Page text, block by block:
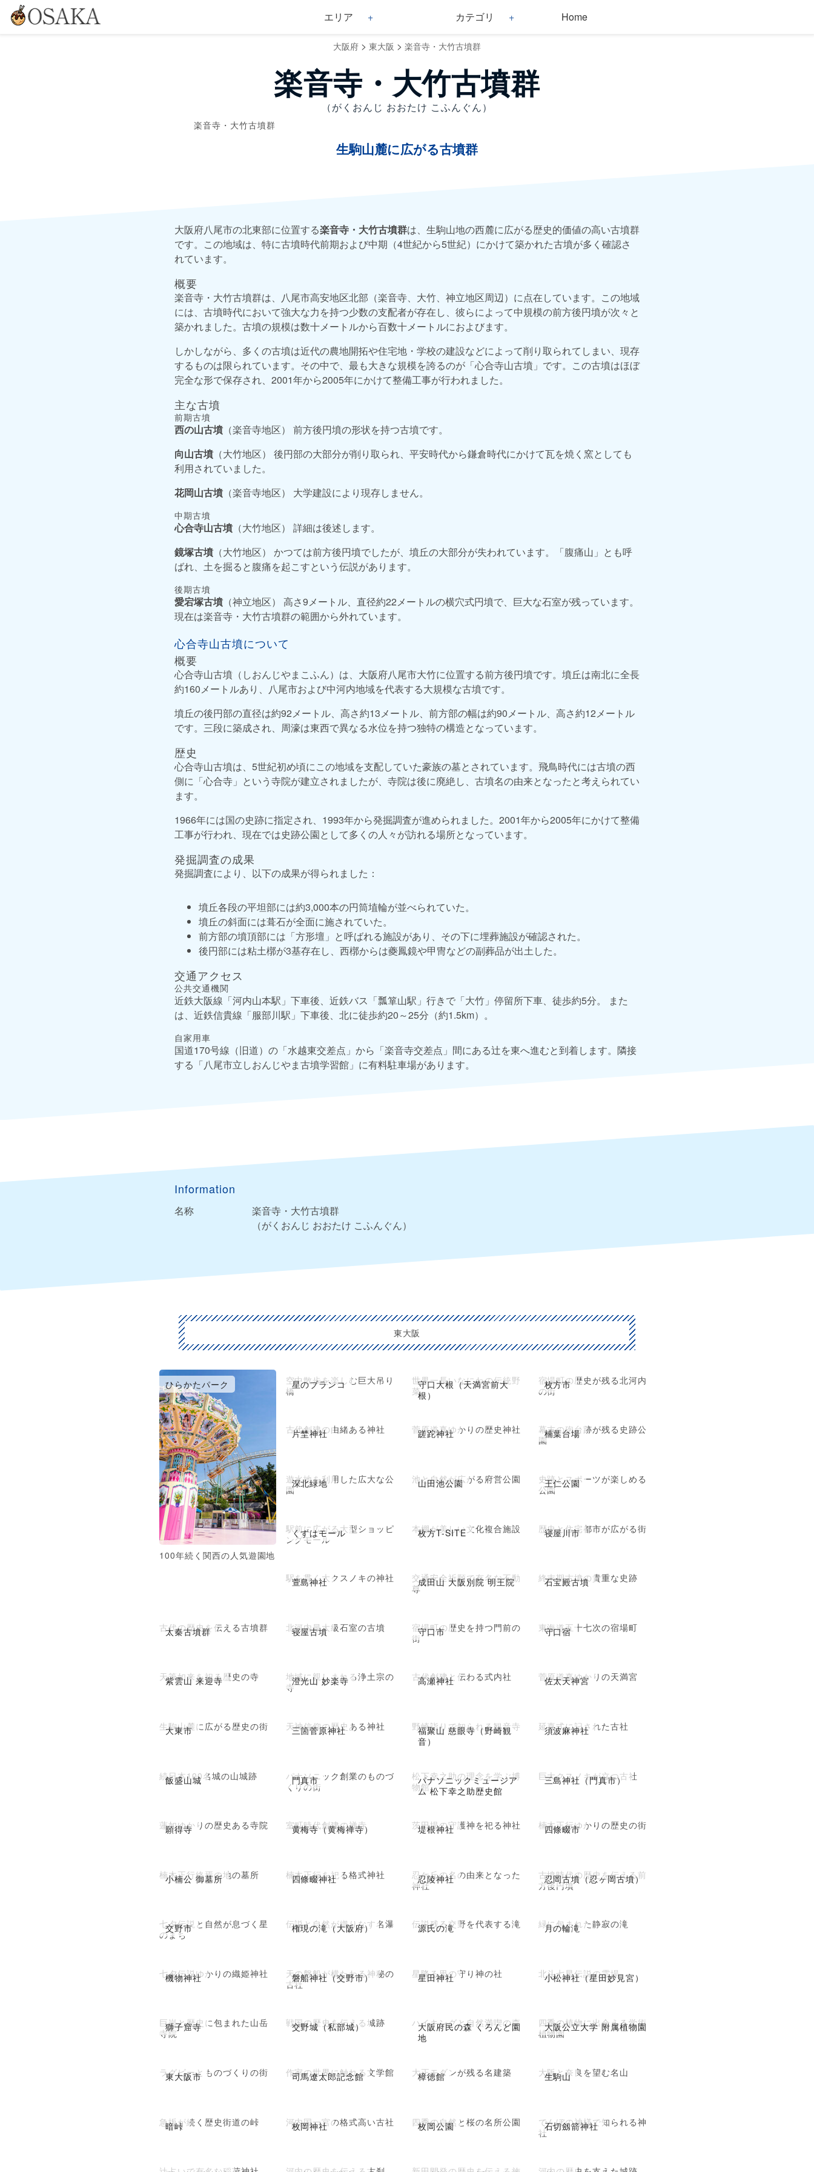
エリア カテゴリ Home
大阪府 > 東大阪 > 楽音寺・大竹古墳群
楽音寺・大竹古墳群
（がくおんじ おおたけ こふんぐん）
楽音寺・大竹古墳群
生駒山麓に広がる古墳群
大阪府八尾市の北東部に位置する楽音寺・大竹古墳群は、生駒山地の西麓に広がる歴史的価値の高い古墳群
です。この地域は、特に古墳時代前期および中期（4世紀から5世紀）にかけて築かれた古墳が多く確認さ
れています。
概要
楽音寺・大竹古墳群は、八尾市高安地区北部（楽音寺、大竹、神立地区周辺）に点在しています。この地域
には、古墳時代において強大な力を持つ少数の支配者が存在し、彼らによって中規模の前方後円墳が次々と
築かれました。古墳の規模は数十メートルから百数十メートルにおよびます。
しかしながら、多くの古墳は近代の農地開拓や住宅地・学校の建設などによって削り取られてしまい、現存
するものは限られています。その中で、最も大きな規模を誇るのが「心合寺山古墳」です。この古墳はほぼ
完全な形で保存され、2001年から2005年にかけて整備工事が行われました。
主な古墳
前期古墳
西の山古墳 （楽音寺地区） 前方後円墳の形状を持つ古墳です。
向山古墳 （大竹地区） 後円部の大部分が削り取られ、平安時代から鎌倉時代にかけて瓦を焼く窯としても
利用されていました。
花岡山古墳 （楽音寺地区） 大学建設により現存しません。
中期古墳
心合寺山古墳 （大竹地区） 詳細は後述します。
鏡塚古墳 （大竹地区） かつては前方後円墳でしたが、墳丘の大部分が失われています。「腹痛山」とも呼
ばれ、土を掘ると腹痛を起こすという伝説があります。
後期古墳
愛宕塚古墳 （神立地区） 高さ9メートル、直径約22メートルの横穴式円墳で、巨大な石室が残っています。
現在は楽音寺・大竹古墳群の範囲から外れています。
心合寺山古墳について
概要
心合寺山古墳（しおんじやまこふん）は、大阪府八尾市大竹に位置する前方後円墳です。墳丘は南北に全長
約160メートルあり、八尾市および中河内地域を代表する大規模な古墳です。
墳丘の後円部の直径は約92メートル、高さ約13メートル、前方部の幅は約90メートル、高さ約12メートル
です。三段に築成され、周濠は東西で異なる水位を持つ独特の構造となっています。
歴史
心合寺山古墳は、5世紀初め頃にこの地域を支配していた豪族の墓とされています。飛鳥時代には古墳の西
側に「心合寺」という寺院が建立されましたが、寺院は後に廃絶し、古墳名の由来となったと考えられてい
ます。
1966年には国の史跡に指定され、1993年から発掘調査が進められました。2001年から2005年にかけて整備
工事が行われ、現在では史跡公園として多くの人々が訪れる場所となっています。
発掘調査の成果
発掘調査により、以下の成果が得られました：
墳丘各段の平坦部には約3,000本の円筒埴輪が並べられていた。
墳丘の斜面には葺石が全面に施されていた。
前方部の墳頂部には「方形壇」と呼ばれる施設があり、その下に埋葬施設が確認された。
後円部には粘土槨が3基存在し、西槨からは夔鳳鏡や甲冑などの副葬品が出土した。
交通アクセス
公共交通機関
近鉄大阪線「河内山本駅」下車後、近鉄バス「瓢箪山駅」行きで「大竹」停留所下車、徒歩約5分。 また
は、近鉄信貴線「服部川駅」下車後、北に徒歩約20～25分（約1.5km）。
自家用車
国道170号線（旧道）の「水越東交差点」から「楽音寺交差点」間にある辻を東へ進むと到着します。隣接
する「八尾市立しおんじやま古墳学習館」に有料駐車場があります。
Information
名称
楽音寺・大竹古墳群
（がくおんじ おおたけ こふんぐん）
東大阪
ひらかたパーク
100年続く関西の人気遊園地
星のブランコ
空中散歩を楽しむ巨大吊り
橋
守口大根（天満宮前大
根）
世界一長いなにわの伝統野
菜
枚方市
宿場町の歴史が残る北河内
の街
片埜神社
古代創建の由緒ある神社 蹉跎神社
菅原道真ゆかりの歴史神社 楠葉台場
幕末の砲台跡が残る史跡公
園
深北緑地
遊水地を利用した広大な公
園
山田池公園
池と自然が広がる府営公園 王仁公園
史跡とスポーツが楽しめる
公園
くずはモール
駅前に広がる大型ショッピ
ングモール
枚方T-SITE
本棚が美しい文化複合施設 寝屋川市
歴史と住宅都市が広がる街
萱島神社
駅を貫く大クスノキの神社 成田山 大阪別院 明王院
交通安全祈願で有名な不動
尊
石宝殿古墳
終末期古墳の貴重な史跡
太秦古墳群
古代の歴史を伝える古墳群 寝屋古墳
北河内最大級石室の古墳 守口市
宿場町の歴史を持つ門前の
街
守口宿
東海道五十七次の宿場町
紫雲山 来迎寺
天筆如来を祀る歴史の寺 澄光山 妙楽寺
地域に親しまれる浄土宗の
寺
高瀬神社
古代創建と伝わる式内社 佐太天神宮
菅原道真ゆかりの天満宮
大東市
生駒山麓に広がる歴史の街 三箇菅原神社
天神信仰の歴史ある神社
福聚山 慈眼寺（野崎観
音）
野崎詣りで知られる観音寺 須波麻神社
延喜式に記された古社
飯盛山城
続日本100名城の山城跡 門真市
パナソニック創業のものづ
くりの街
パナソニックミュージア
ム 松下幸之助歴史館
松下幸之助の理念を学ぶ博
物館
三島神社（門真市）
巨大クスノキが立つ古社
願得寺
蓮如ゆかりの歴史ある寺院 黄梅寺（黄梅禅寺）
室町時代創建の禅寺 堤根神社
茨田堤の守護神を祀る神社 四條畷市
楠木正行ゆかりの歴史の街
小楠公 御墓所
楠木正行終焉の地の墓所 四條畷神社
楠木正行を祀る格式神社 忍陵神社
忍ケ丘の名の由来となった
神社
忍岡古墳（忍ヶ岡古墳）
古墳時代の歴史を伝える前
方後円墳
交野市
七夕伝説と自然が息づく星
のまち
権現の滝（大阪府）
伝説と自然が織りなす名瀑 源氏の滝
伝説残る交野を代表する滝 月の輪滝
緑に包まれた静寂の滝
機物神社
七夕伝説ゆかりの織姫神社 磐船神社（交野市）
天の磐船が横たわる神秘の
古社
星田神社
星降る里の守り神の社 小松神社（星田妙見宮）
北斗七星伝説の霊場
獅子窟寺
巨岩と歴史に包まれた山岳
寺院
交野城（私部城）
戦国の歴史を伝える城跡
大阪府民の森 くろんど園
地
ハイキングと自然満喫の森 大阪公立大学 附属植物園
四季の植物に出会える学術
植物園
東大阪市
ラグビーとものづくりの街 司馬遼太郎記念館
作家の世界に触れる文学館 樟徳館
大正モダンが残る名建築 生駒山
大阪と奈良を望む名山
暗峠
急坂が続く歴史街道の峠 枚岡神社
河内国一宮の格式高い古社 枚岡公園
四季の自然と桜の名所公園 石切劔箭神社
でんぼの神様で知られる神
社